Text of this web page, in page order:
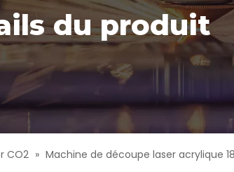
du produit
CO2 » Machine de découpe laser acrylique